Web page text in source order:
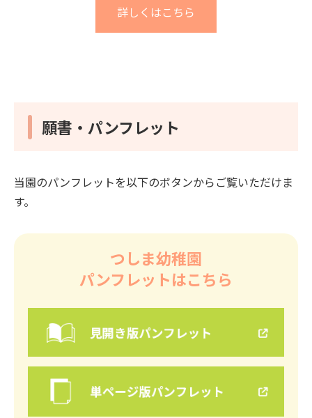
詳しくはこちら
願書・パンフレット
当園のパンフレットを以下のボタンからご覧いただけま
す。
つしま幼稚園
パンフレットはこちら